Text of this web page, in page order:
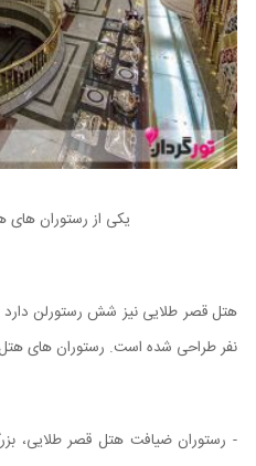
یکی از رستوران های
نفر طراحی شده است. رستوران های
- رستوران ضیافت هتل قصر طلایی،